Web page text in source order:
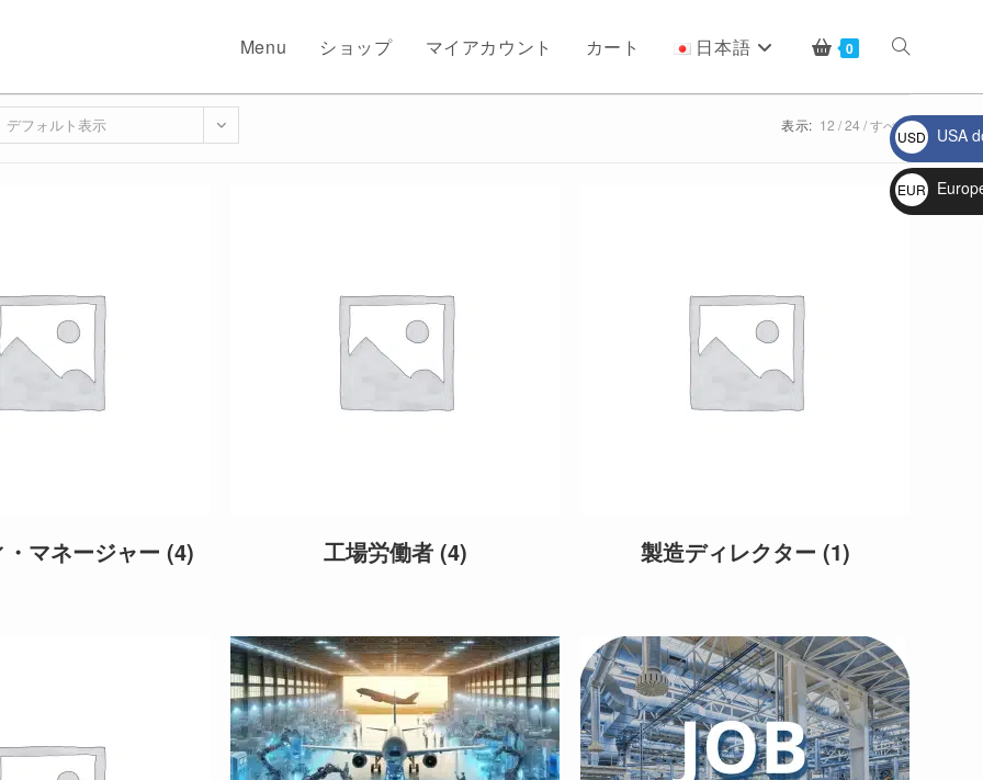
Menu ショップ マイアカウント カート 日本語 0 ウ
ェ
検
デフォルト表示 表示: 12 24 すべて
・マネージャー(4) 工場労働者 (4) 製造ディレクター (1)
USD
$
USA
EUR
€